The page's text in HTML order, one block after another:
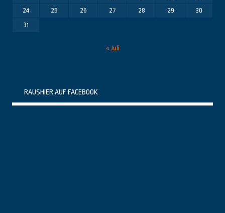
24
25 26 27 28 29
30
31
« Juli
RAUSHIER AUF FACEBOOK